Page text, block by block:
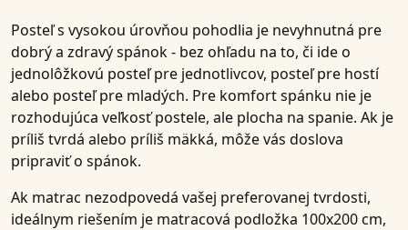
Posteľ s vysokou úrovňou pohodlia je nevyhnutná pre
dobrý a zdravý spánok - bez ohľadu na to, či ide o
jednolôžkovú posteľ pre jednotlivcov, posteľ pre hostí
alebo posteľ pre mladých. Pre komfort spánku nie je
rozhodujúca veľkosť postele, ale plocha na spanie. Ak je
príliš tvrdá alebo príliš mäkká, môže vás doslova
pripraviť o spánok.
Ak matrac nezodpovedá vašej preferovanej tvrdosti,
ideálnym riešením je matracová podložka 100x200 cm,